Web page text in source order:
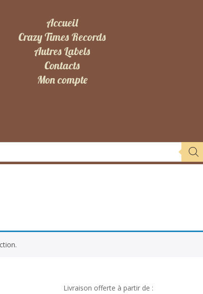
Accueil
Crazy Times Records
Autres Labels
Contacts
Mon compte
Livraison offerte à partir de :